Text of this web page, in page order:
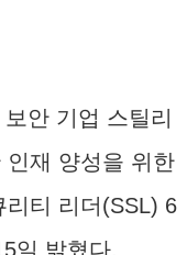
안 기업 스틸리
인재 양성을 위한
리티 리더(SSL) 6
일 밝혔다.